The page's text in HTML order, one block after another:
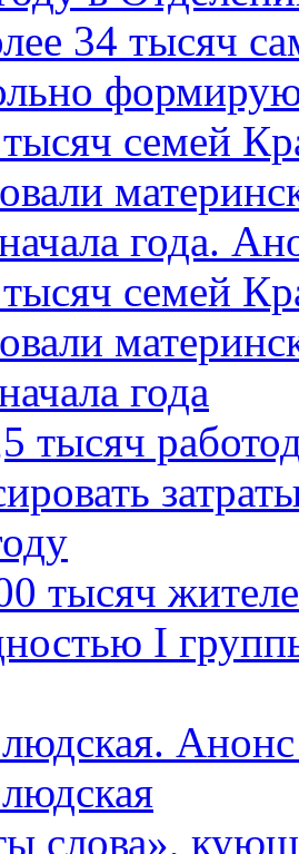
34 тысяч
семей
года.
семей
года
тысяч
тысяч
I
слова»,